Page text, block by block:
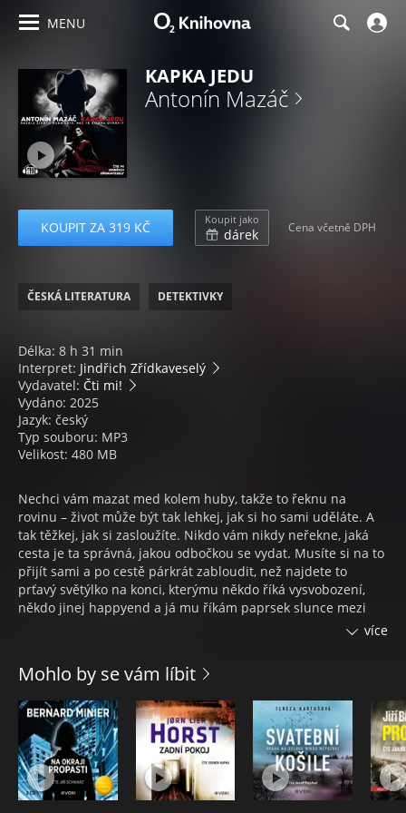
MENU
KAPKA JEDU
Antonín Mazáč
KOUPIT ZA 319 KČ Koupit jako
dárek Cena včetně DPH
ČESKÁ LITERATURA DETEKTIVKY
Délka: 8 h 31 min
Interpret: Jindřich Zřídkaveselý
Vydavatel: Čti mi!
Vydáno: 2025
Jazyk: český
Typ souboru: MP3
Velikost: 480 MB
Nechci vám mazat med kolem huby, takže to řeknu na
rovinu – život může být tak lehkej, jak si ho sami uděláte. A
tak těžkej, jak si zasloužíte. Nikdo vám nikdy neřekne, jaká
cesta je ta správná, jakou odbočkou se vydat. Musíte si na to
přijít sami a po cestě párkrát zabloudit, než najdete to
prťavý světýlko na konci, kterýmu někdo říká vysvobození,
někdo jinej happyend a já mu říkám paprsek slunce mezi
záclonama během ranní kocoviny. Nikdo o něj nestojí, ale
Mně přišla do kanceláře dáma v červeným. I přes sladkej
sexy úsměv její oči volaly o pomoc. Co jsem udělal? Koukal
jsem přes kameru, jak si dělá kafe, a přemýšlel o tom, proč
zrovna tahle ženská zkouší vyhledat detektiva. Možná bych jí
pomohl. Možná i jo, ale moc času na rozmyšlenou jsem
nedostal. Pak mě okolnosti tak moc semlely, že ani medovej
Jack nepomáhal. A někde tam venku je někdo, kdo touží po
více
Mohlo by se vám líbit